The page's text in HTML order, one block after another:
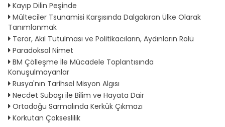
Kayıp Dilin Peşinde
Mülteciler Tsunamisi Karşısında Dalgakıran Ülke Olarak
Tanımlanmak
Terör, Akıl Tutulması ve Politikacıların, Aydınların Rolü
Paradoksal Nimet
BM Çölleşme İle Mücadele Toplantısında
Konuşulmayanlar
Rusya'nın Tarihsel Misyon Algısı
Necdet Subaşı ile Bilim ve Hayata Dair
Ortadoğu Sarmalında Kerkük Çıkmazı
Korkutan Çokseslilik